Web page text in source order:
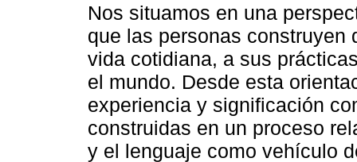
Nos situamos en una
que las personas construyen
vida cotidiana, a sus
el mundo. Desde esta
experiencia y significación
construidas en un proceso
y el lenguaje como vehículo